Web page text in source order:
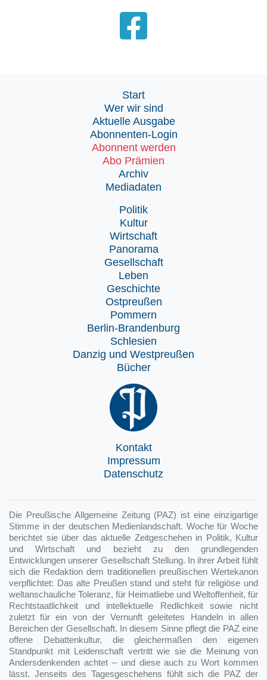
Start
Wer wir sind
Aktuelle Ausgabe
Abonnenten-Login
Abonnent werden
Abo Prämien
Archiv
Mediadaten
Politik
Kultur
Wirtschaft
Panorama
Gesellschaft
Leben
Geschichte
Ostpreußen
Pommern
Berlin-Brandenburg
Schlesien
Danzig und Westpreußen
Bücher
Kontakt
Impressum
Datenschutz
Die Preußische Allgemeine Zeitung (PAZ) ist eine einzigartige
Stimme in der deutschen Medienlandschaft. Woche für Woche
berichtet sie über das aktuelle Zeitgeschehen in Politik, Kultur
und Wirtschaft und bezieht zu den grundlegenden
Entwicklungen unserer Gesellschaft Stellung. In ihrer Arbeit fühlt
sich die Redaktion dem traditionellen preußischen Wertekanon
verpflichtet: Das alte Preußen stand und steht für religiöse und
weltanschauliche Toleranz, für Heimatliebe und Weltoffenheit, für
Rechtstaatlichkeit und intellektuelle Redlichkeit sowie nicht
zuletzt für ein von der Vernunft geleitetes Handeln in allen
Bereichen der Gesellschaft. In diesem Sinne pflegt die PAZ eine
offene Debattenkultur, die gleichermaßen den eigenen
Standpunkt mit Leidenschaft vertritt wie sie die Meinung von
Andersdenkenden achtet – und diese auch zu Wort kommen
lässt. Jenseits des Tagesgeschehens fühlt sich die PAZ der